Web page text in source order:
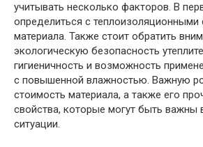
учитывать несколько факторов. В
определиться с теплоизоляционными
материала. Также стоит обратить
экологическую безопасность
гигиеничность и возможность
с повышенной влажностью. Важную
стоимость материала, а также его
свойства, которые могут быть важны
ситуации.